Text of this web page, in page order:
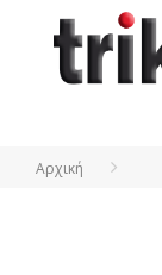
Αρχική